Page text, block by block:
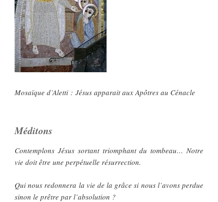
Mosaïque d’Aletti : Jésus apparait aux Apôtres au Cénacle
Méditons
Contemplons Jésus sortant triomphant du tombeau… Notre
vie doit être une perpétuelle résurrection.
Qui nous redonnera la vie de la grâce si nous l’avons perdue
sinon le prêtre par l’absolution ?